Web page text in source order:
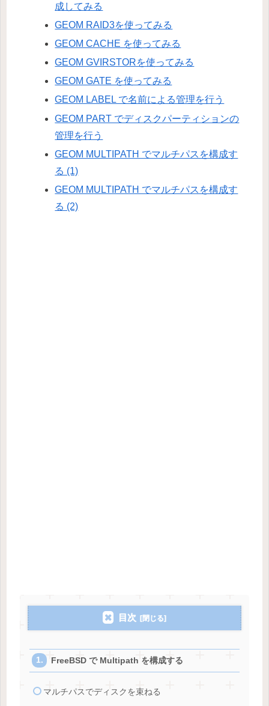
成してみる
GEOM RAID3を使ってみる
GEOM CACHE を使ってみる
GEOM GVIRSTORを使ってみる
GEOM GATE を使ってみる
GEOM LABEL で名前による管理を行う
GEOM PART でディスクパーティションの
管理を行う
GEOM MULTIPATH でマルチパスを構成す
る (1)
GEOM MULTIPATH でマルチパスを構成す
る (2)
目次
FreeBSD で Multipath を構成する
マルチパスでディスクを束ねる